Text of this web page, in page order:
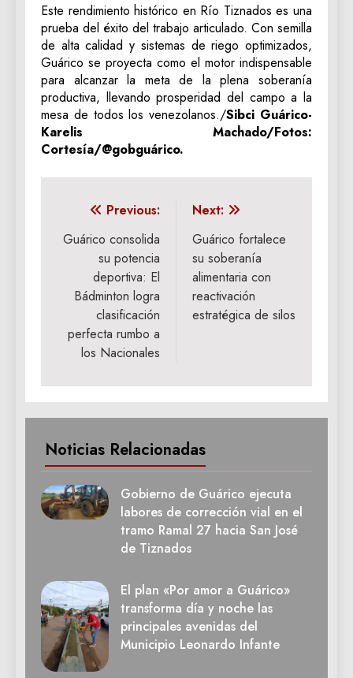
Este rendimiento histórico en Río Tiznados es una
prueba del éxito del trabajo articulado. Con semilla
de alta calidad y sistemas de riego optimizados,
Guárico se proyecta como el motor indispensable
para alcanzar la meta de la plena soberanía
productiva, llevando prosperidad del campo a la
mesa de todos los venezolanos./Sibci Guárico-
Karelis Machado/Fotos:
Cortesía/@gobguárico.
Navegación
de
entradas
Previous:
Guárico consolida
su potencia
deportiva: El
Bádminton logra
clasificación
perfecta rumbo a
los Nacionales
Next:
Guárico fortalece
su soberanía
alimentaria con
reactivación
estratégica de silos
Noticias Relacionadas
Gobierno de Guárico ejecuta
labores de corrección vial en el
tramo Ramal 27 hacia San José
de Tiznados
El plan «Por amor a Guárico»
transforma día y noche las
principales avenidas del
Municipio Leonardo Infante